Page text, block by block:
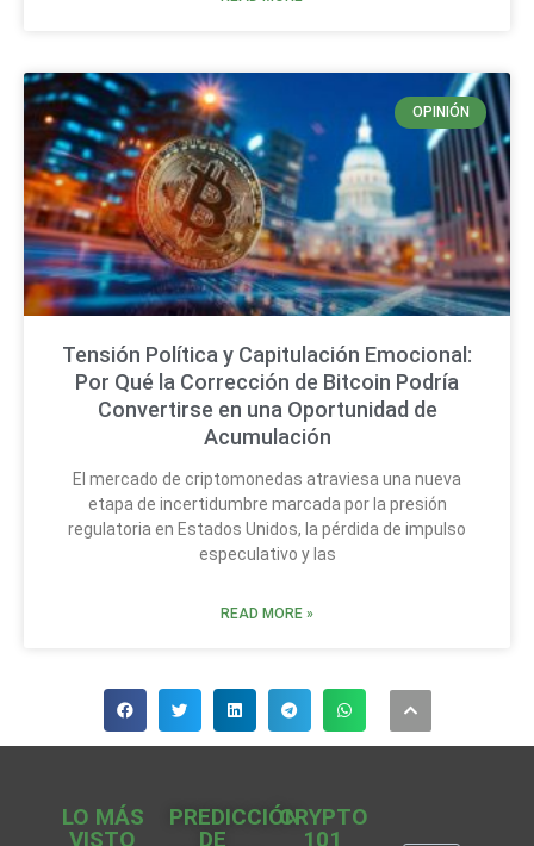
OPINIÓN
Tensión Política y Capitulación Emocional:
Por Qué la Corrección de Bitcoin Podría
Convertirse en una Oportunidad de
Acumulación
El mercado de criptomonedas atraviesa una nueva
etapa de incertidumbre marcada por la presión
regulatoria en Estados Unidos, la pérdida de impulso
especulativo y las
READ MORE »
LO MÁS
VISTO
PREDICCIÓN
DE
CRYPTO
101